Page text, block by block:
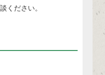
ください。